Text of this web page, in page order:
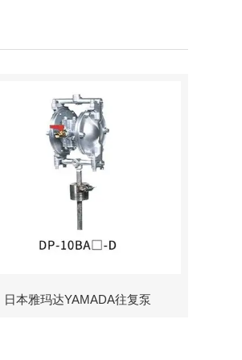
日本雅玛达YAMADA往复泵